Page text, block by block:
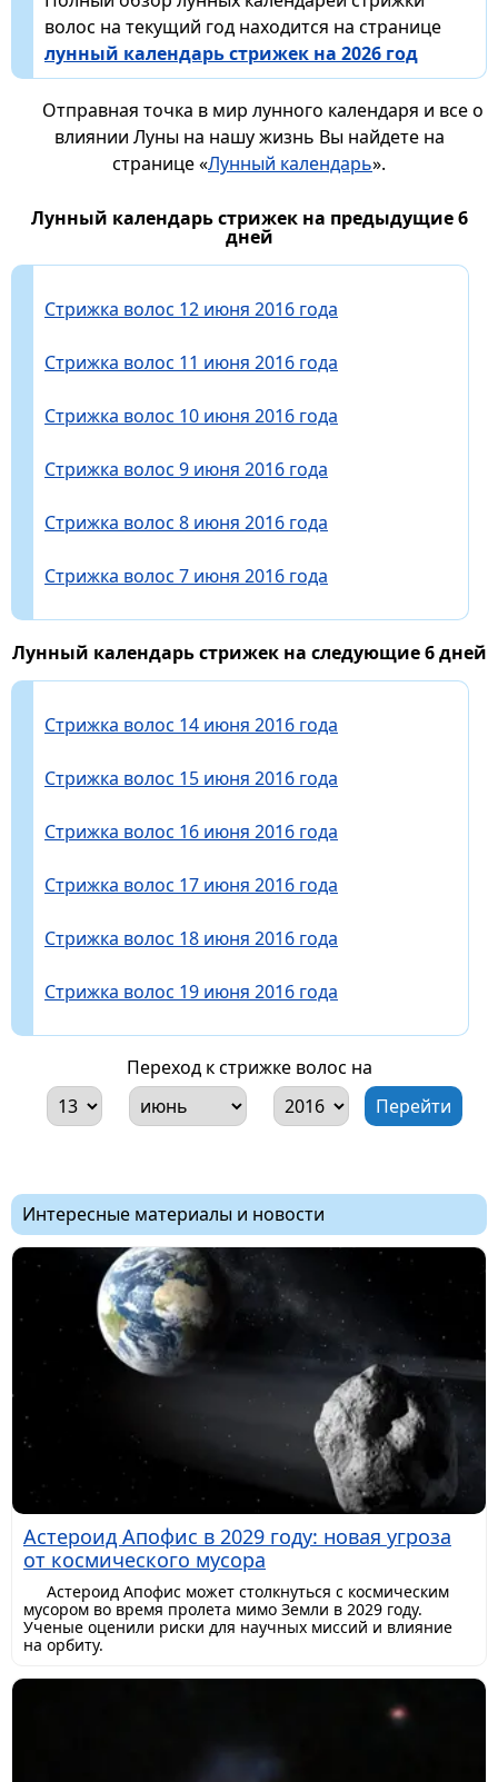
волос на текущий год находится на странице
лунный календарь стрижек на 2026 год
Отправная точка в мир лунного календаря и все о
влиянии Луны на нашу жизнь Вы найдете на
странице «Лунный календарь».
Лунный календарь стрижек на предыдущие 6
дней
Стрижка волос 12 июня 2016 года
Стрижка волос 11 июня 2016 года
Стрижка волос 10 июня 2016 года
Стрижка волос 9 июня 2016 года
Стрижка волос 8 июня 2016 года
Стрижка волос 7 июня 2016 года
Лунный календарь стрижек на следующие 6 дней
Стрижка волос 14 июня 2016 года
Стрижка волос 15 июня 2016 года
Стрижка волос 16 июня 2016 года
Стрижка волос 17 июня 2016 года
Стрижка волос 18 июня 2016 года
Стрижка волос 19 июня 2016 года
Переход к стрижке волос на
Интересные материалы и новости
Астероид Апофис в 2029 году: новая угроза
от космического мусора
Астероид Апофис может столкнуться с космическим
мусором во время пролета мимо Земли в 2029 году.
Ученые оценили риски для научных миссий и влияние
на орбиту.